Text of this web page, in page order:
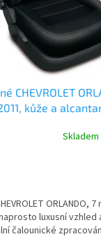
CHEVROLET
kůže a
ORLANDO, 7
naprosto luxusní
čalounické